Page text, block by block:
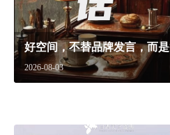
2026-08-03